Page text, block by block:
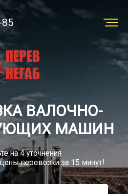
8 (800) 505-40-85
Заказать
перевозку
Грузы
ВАЛОЧНО-
МАШИН
на 4 уточнения
перевозки за 15 минут!